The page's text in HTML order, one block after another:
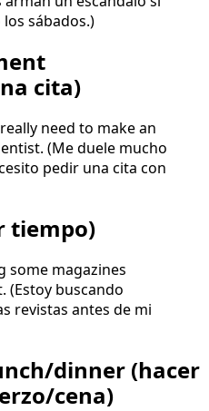
sábados.)
cita)
need to make an
(Me duele mucho
pedir una cita con
tiempo)
some magazines
(Estoy buscando
revistas antes de mi
dinner (hacer
cena)